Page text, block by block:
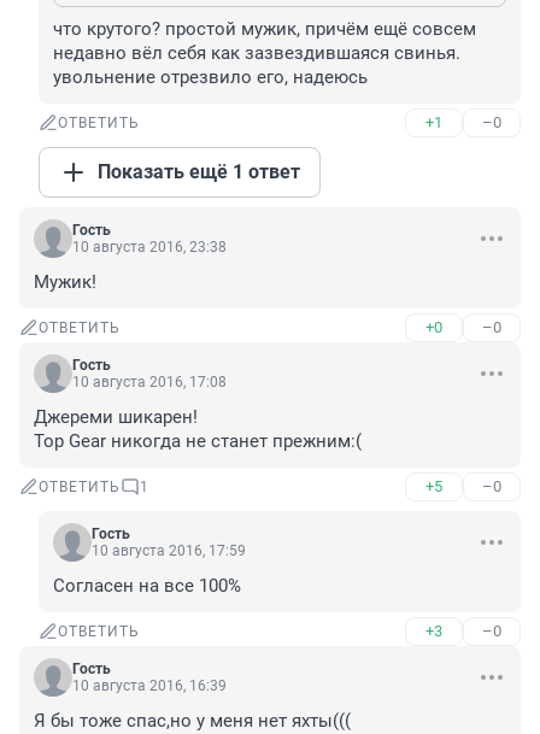
что крутого? простой мужик, причём ещё совсем
недавно вёл себя как зазвездившаяся свинья.
увольнение отрезвило его, надеюсь
ОТВЕТИТЬ +1 –0
Показать ещё 1 ответ
Гость
10 августа 2016, 23:38
Мужик!
ОТВЕТИТЬ +0 –0
Гость
10 августа 2016, 17:08
Джереми шикарен!
Top Gear никогда не станет прежним:(
ОТВЕТИТЬ 1 +5 –0
Гость
10 августа 2016, 17:59
Согласен на все 100%
ОТВЕТИТЬ +3 –0
Гость
10 августа 2016, 16:39
Я бы тоже спас,но у меня нет яхты(((